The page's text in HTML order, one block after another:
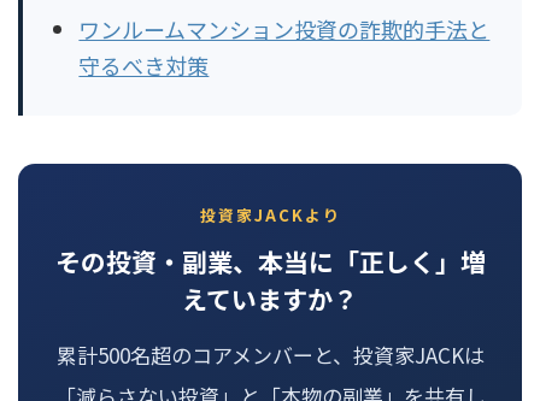
ワンルームマンション投資の詐欺的手法と
守るべき対策
投資家JACKより
その投資・副業、本当に「正しく」増
えていますか？
累計500名超のコアメンバーと、投資家JACKは